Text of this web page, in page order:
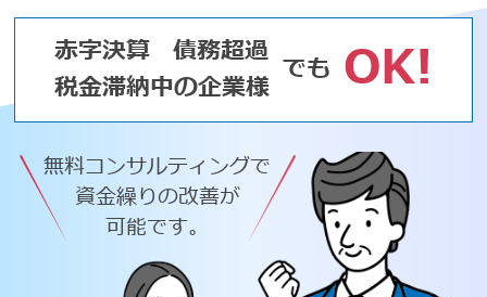
赤字決算
債務超過
税金滞納中の企業様 でも OK!
無料コンサルティングで
資金繰りの改善が
可能です。